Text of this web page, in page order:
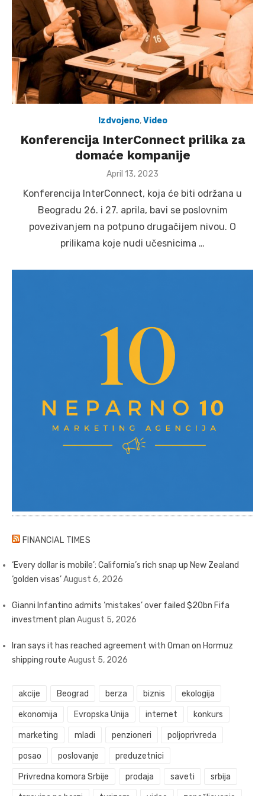
Izdvojeno,Video
Konferencija InterConnect prilika za
domaće kompanije
Posted
April 13, 2023
Konferencija InterConnect, koja će biti održana u
Beogradu 26. i 27. aprila, bavi se poslovnim
povezivanjem na potpuno drugačijem nivou. O
prilikama koje nudi učesnicima …
FINANCIAL TIMES
‘Every dollar is mobile’: California’s rich snap up New Zealand
‘golden visas’August 6, 2026
Gianni Infantino admits ‘mistakes’ over failed $20bn Fifa
investment plan August 5, 2026
Iran says it has reached agreement with Oman on Hormuz
shipping route August 5, 2026
akcije Beograd berza biznis ekologija
ekonomija Evropska Unija internet konkurs
marketing mladi penzioneri poljoprivreda
posao poslovanje preduzetnici
Privredna komora Srbije prodaja saveti srbija